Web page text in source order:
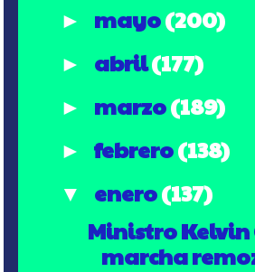
► mayo(200)
► abril(177)
► marzo(189)
► febrero(138)
▼ enero(137)
Ministro Kelvin
marcha